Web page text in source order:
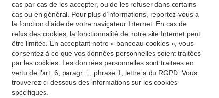
cas par cas de les accepter, ou de les refuser dans certains
cas ou en général. Pour plus d’informations, reportez-vous à
la fonction d’aide de votre navigateur Internet. En cas de
refus des cookies, la fonctionnalité de notre site Internet peut
être limitée. En acceptant notre « bandeau cookies », vous
consentez à ce que vos données personnelles soient traitées
par les cookies. Les données personnelles sont traitées en
vertu de l'art. 6, paragr. 1, phrase 1, lettre a du RGPD. Vous
trouverez ci-dessous des informations sur les cookies
spécifiques.